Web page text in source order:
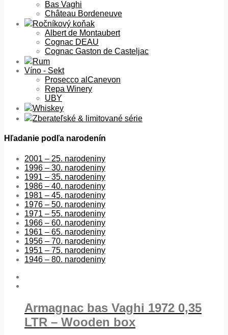
Bas Vaghi
Château Bordeneuve
Ročníkový koňak
Albert de Montaubert
Cognac DEAU
Cognac Gaston de Casteljac
Rum
Víno - Sekt
Prosecco alCanevon
Repa Winery
UBY
Whiskey
Zberateľské & limitované série
Hľadanie podľa narodenín
2001 – 25. narodeniny
1996 – 30. narodeniny
1991 – 35. narodeniny
1986 – 40. narodeniny
1981 – 45. narodeniny
1976 – 50. narodeniny
1971 – 55. narodeniny
1966 – 60. narodeniny
1961 – 65. narodeniny
1956 – 70. narodeniny
1951 – 75. narodeniny
1946 – 80. narodeniny
Armagnac bas Vaghi 1972 0,35
LTR – Wooden box